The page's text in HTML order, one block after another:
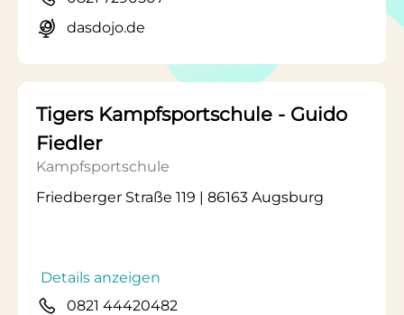
dasdojo.de
Tigers Kampfsportschule - Guido
Fiedler
Kampfsportschule
Friedberger Straße 119 | 86163 Augsburg
Details anzeigen
0821 44420482